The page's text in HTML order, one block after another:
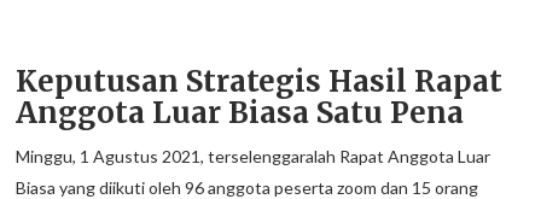
Keputusan Strategis Hasil Rapat
Anggota Luar Biasa Satu Pena
Minggu, 1 Agustus 2021, terselenggaralah Rapat Anggota Luar
Biasa yang diikuti oleh 96 anggota peserta zoom dan 15 orang